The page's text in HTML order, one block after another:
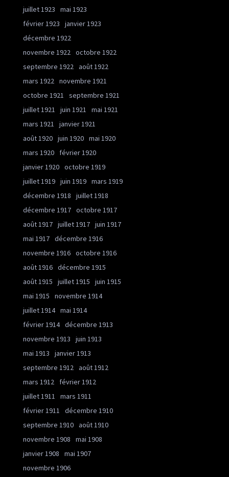
juillet 1923
mai 1923
février 1923
janvier 1923
décembre 1922
novembre 1922 octobre 1922
septembre 1922 août 1922
mars 1922 novembre 1921
octobre 1921
septembre 1921
juillet 1921
juin 1921
mai 1921
mars 1921
janvier 1921
août 1920 juin 1920 mai 1920
mars 1920
février 1920
janvier 1920 octobre 1919
juillet 1919 juin 1919 mars 1919
décembre 1918
juillet 1918
décembre 1917 octobre 1917
août 1917 juillet 1917 juin 1917
mai 1917 décembre 1916
novembre 1916 octobre 1916
août 1916 décembre 1915
août 1915
juillet 1915
juin 1915
mai 1915
novembre 1914
juillet 1914 mai 1914
février 1914 décembre 1913
novembre 1913
juin 1913
mai 1913
janvier 1913
septembre 1912 août 1912
mars 1912
février 1912
juillet 1911
mars 1911
février 1911
décembre 1910
septembre 1910 août 1910
novembre 1908
mai 1908
janvier 1908
mai 1907
novembre 1906